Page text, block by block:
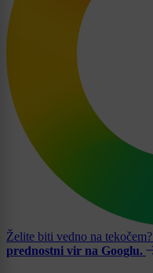
Želite biti vedno na tekočem?
prednostni vir na Googlu.